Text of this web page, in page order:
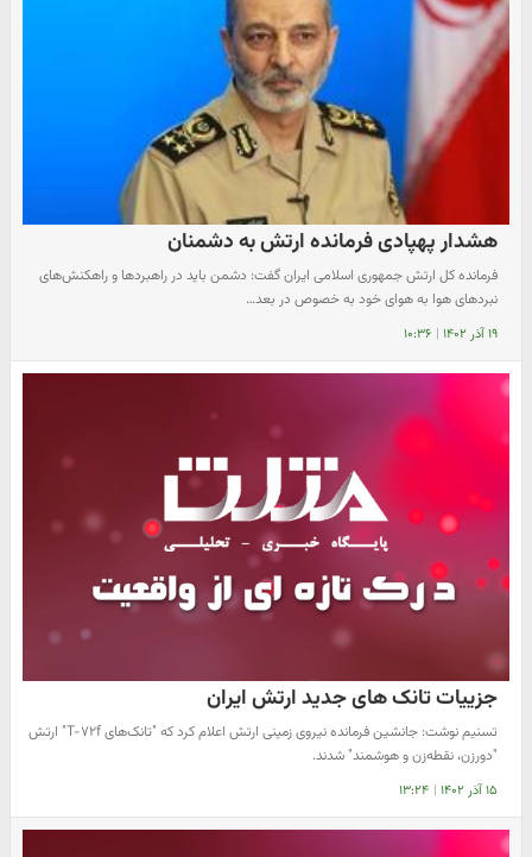
هشدار پهپادی فرمانده ارتش به دشمنان
فرمانده کل ارتش جمهوری اسلامی ایران گفت: دشمن باید در راهبردها و راهکنش‌های
نبردهای هوا به هوای خود به خصوص در بعد…
۱۹ آذر ۱۴۰۲ | ۱۰:۳۶
جزییات تانک های جدید ارتش ایران
تسنیم نوشت: جانشین فرمانده نیروی زمینی ارتش اعلام کرد که "تانک‌های T-۷۲f" ارتش
"دورزن، نقطه‌زن و هوشمند" شدند.
۱۵ آذر ۱۴۰۲ | ۱۳:۲۴